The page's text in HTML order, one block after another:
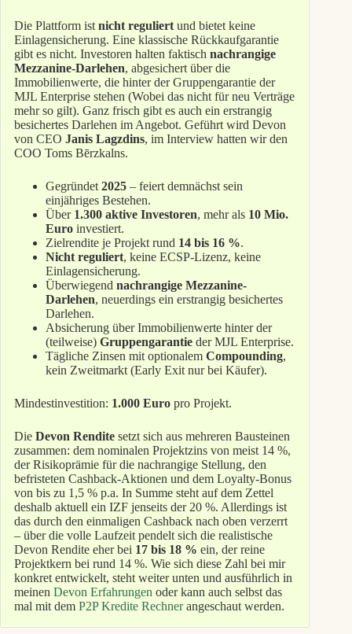
Die Plattform ist nicht reguliert und bietet keine
Einlagensicherung. Eine klassische Rückkaufgarantie
gibt es nicht. Investoren halten faktisch nachrangige
Mezzanine-Darlehen, abgesichert über die
Immobilienwerte, die hinter der Gruppengarantie der
MJL Enterprise stehen (Wobei das nicht für neu Verträge
mehr so gilt). Ganz frisch gibt es auch ein erstrangig
besichertes Darlehen im Angebot. Geführt wird Devon
von CEO Janis Lagzdins, im Interview hatten wir den
COO Toms Bērzkalns.
Gegründet 2025 – feiert demnächst sein
einjähriges Bestehen.
Über 1.300 aktive Investoren, mehr als 10 Mio.
Euro investiert.
Zielrendite je Projekt rund 14 bis 16 %.
Nicht reguliert, keine ECSP-Lizenz, keine
Einlagensicherung.
Überwiegend nachrangige Mezzanine-
Darlehen, neuerdings ein erstrangig besichertes
Darlehen.
Absicherung über Immobilienwerte hinter der
(teilweise) Gruppengarantie der MJL Enterprise.
Tägliche Zinsen mit optionalem Compounding,
kein Zweitmarkt (Early Exit nur bei Käufer).
Mindestinvestition: 1.000 Euro pro Projekt.
Die Devon Rendite setzt sich aus mehreren Bausteinen
zusammen: dem nominalen Projektzins von meist 14 %,
der Risikoprämie für die nachrangige Stellung, den
befristeten Cashback-Aktionen und dem Loyalty-Bonus
von bis zu 1,5 % p.a. In Summe steht auf dem Zettel
deshalb aktuell ein IZF jenseits der 20 %. Allerdings ist
das durch den einmaligen Cashback nach oben verzerrt
– über die volle Laufzeit pendelt sich die realistische
Devon Rendite eher bei 17 bis 18 % ein, der reine
Projektkern bei rund 14 %. Wie sich diese Zahl bei mir
konkret entwickelt, steht weiter unten und ausführlich in
meinen Devon Erfahrungen oder kann auch selbst das
mal mit dem P2P Kredite Rechnerangeschaut werden.